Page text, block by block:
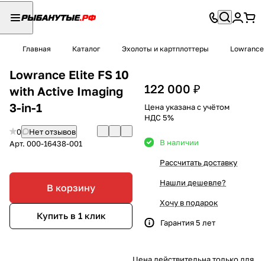
Главная Каталог Эхолоты и картплоттеры Lowrance
Lowrance Elite FS 10
with Active Imaging
3-in-1
0
Нет отзывов
Арт. 000-16438-001
В корзину
Купить в 1 клик
122 000 ₽
Цена указана с учётом
НДС 5%
В наличии
Рассчитать доставку
Нашли дешевле?
Хочу в подарок
Гарантия 5 лет